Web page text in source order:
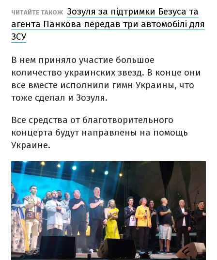
ЧИТАЙТЕ ТАКОЖ Зозуля за підтримки Безуса та
агента Панкова передав три автомобілі для
ЗСУ
В нем приняло участие большое
количество украинских звезд. В конце они
все вместе исполнили гимн Украины, что
тоже сделал и Зозуля.
Все средства от благотворительного
концерта будут направлены на помощь
Украине.